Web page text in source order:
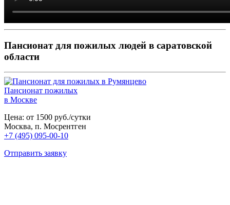
Пансионат для пожилых людей в саратовской
области
Пансионат пожилых
в Москве
Цена: от 1500 руб./сутки
Москва, п. Мосрентген
+7 (495) 095-00-10
Отправить заявку